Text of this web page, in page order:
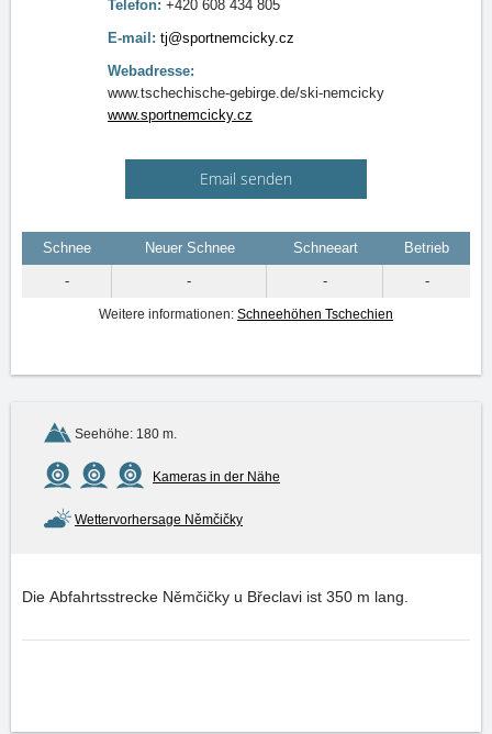
Telefon: +420 608 434 805
E-mail: tj@sportnemcicky.cz
Webadresse:
www.tschechische-gebirge.de/ski-nemcicky
www.sportnemcicky.cz
Email senden
Schnee Neuer Schnee Schneeart
Betrieb
-
- - -
Weitere informationen: Schneehöhen Tschechien
Seehöhe: 180 m.
Kameras in der Nähe
Wettervorhersage Němčičky
Die Abfahrtsstrecke Němčičky u Břeclavi ist 350 m lang.